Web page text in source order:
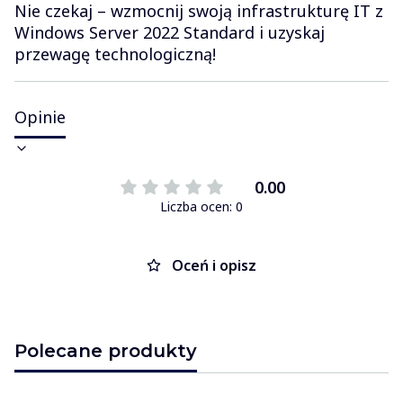
Nie czekaj – wzmocnij swoją infrastrukturę IT z
Windows Server 2022 Standard i uzyskaj
przewagę technologiczną!
Opinie
0.00
Liczba ocen: 0
Oceń i opisz
Polecane produkty